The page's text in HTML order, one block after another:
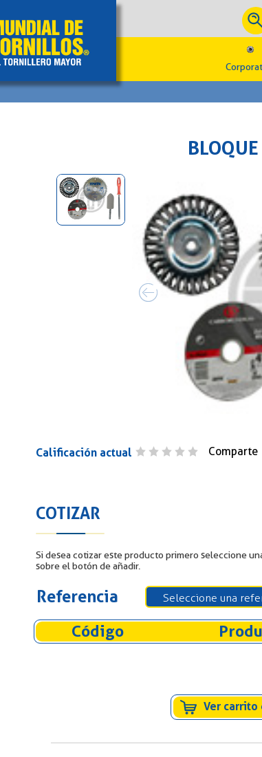
Calificación actual Comparte
COTIZAR
Si desea cotizar este producto primero seleccione
sobre el botón de añadir.
Referencia
Código
Ver carrito